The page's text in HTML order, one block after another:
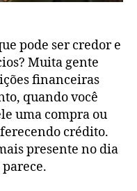
pode ser credor e
Muita gente
financeiras
quando você
uma compra ou
crédito.
presente no dia